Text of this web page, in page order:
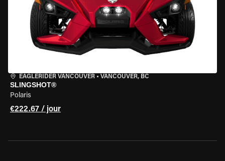
EAGLERIDER VANCOUVER • VANCOUVER, BC
SLINGSHOT®
Polaris
€222.67 / jour